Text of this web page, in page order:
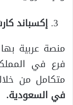
إكسباند
منصة عربية
فرع في
متكامل من
في السعودية.